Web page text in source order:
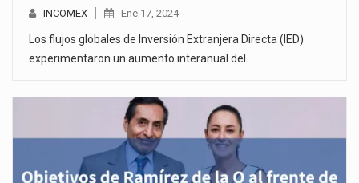
INCOMEX Ene 17, 2024
Los flujos globales de Inversión Extranjera Directa (IED)
experimentaron un aumento interanual del…